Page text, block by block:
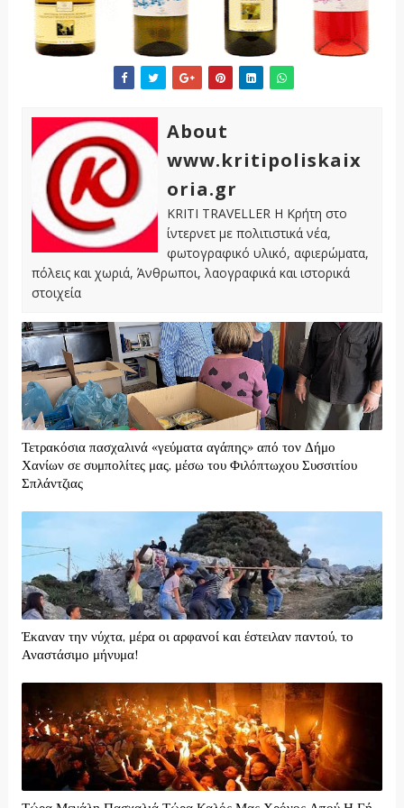
About
www.kritipoliskaix
oria.gr
KRITI TRAVELLER Η Κρήτη στο
ίντερνετ με πολιτιστικά νέα,
φωτογραφικό υλικό, αφιερώματα,
πόλεις και χωριά, Άνθρωποι, λαογραφικά και ιστορικά
στοιχεία
Τετρακόσια πασχαλινά «γεύματα αγάπης» από τον Δήμο
Χανίων σε συμπολίτες μας, μέσω του Φιλόπτωχου Συσσιτίου
Σπλάντζιας
Έκαναν την νύχτα, μέρα οι αρφανοί και έστειλαν παντού, το
Αναστάσιμο μήνυμα!